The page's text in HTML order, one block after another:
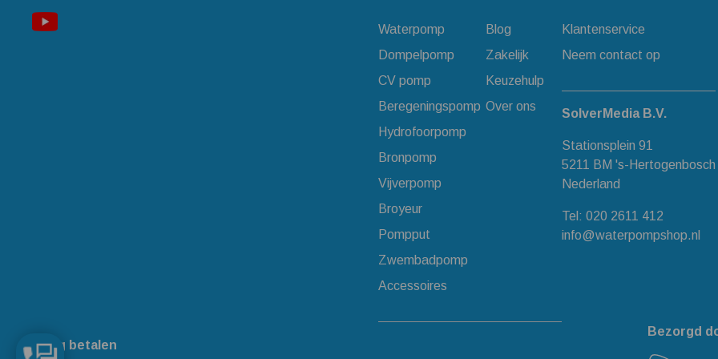
Waterpomp
Dompelpomp
CV pomp
Beregeningspomp
Hydrofoorpomp
Bronpomp
Vijverpomp
Broyeur
Pompput
Zwembadpomp
Accessoires
Blog
Zakelijk
Keuzehulp
Over ons
Klantenservice
Neem contact op
SolverMedia B.V.
Stationsplein 91
5211 BM 's-Hertogenbosch
Nederland
Tel: 020 2611 412
info@waterpompshop.nl
Veilig betalen
Bezorgd